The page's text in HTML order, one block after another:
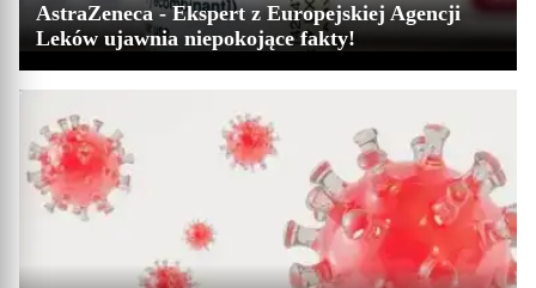
AstraZeneca - Ekspert z Europejskiej Agencji
Leków ujawnia niepokojące fakty!